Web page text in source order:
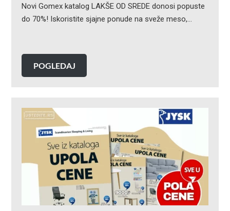
Novi Gomex katalog LAKŠE OD SREDE donosi popuste
do 70%! Iskoristite sjajne ponude na sveže meso,…
POGLEDAJ